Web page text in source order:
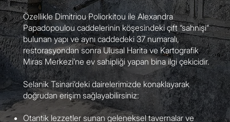
Özellikle Dimitriou Poliorkitou ile Alexandra
Papadopoulou caddelerinin köşesindeki çift “sahnişi”
bulunan yapı ve aynı caddedeki 37 numaralı,
restorasyondan sonra Ulusal Harita ve Kartografik
Miras Merkezi’ne ev sahipliği yapan bina ilgi çekicidir.
Selanik Tsinari’deki dairelerimizde konaklayarak
doğrudan erişim sağlayabilirsiniz:
Otantik lezzetler sunan geleneksel tavernalar ve